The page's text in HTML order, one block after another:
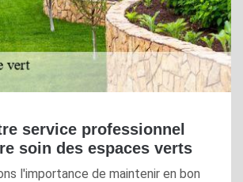
service professionnel
soin des espaces verts
l'importance de maintenir en bon